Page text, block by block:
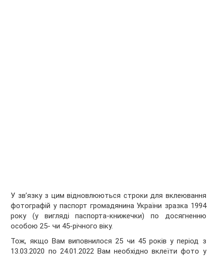
У зв’язку з цим відновлюються строки для вклеювання
фотографій у паспорт громадянина України зразка 1994
року (у вигляді паспорта-книжечки) по досягненню
особою 25- чи 45-річного віку.
Тож, якщо Вам виповнилося 25 чи 45 років у період з
13.03.2020 по 24.01.2022 Вам необхідно вклеїти фото у